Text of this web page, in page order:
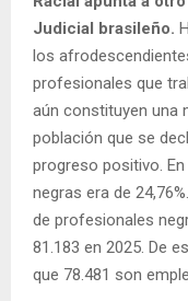
Judicial brasileño.
los
profesionales que
aún constituyen una
población que se
progreso positivo.
negras era de
de profesionales
81.183 en 2025. De
que 78.481 son